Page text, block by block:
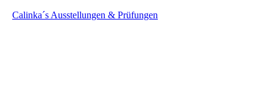
Calinka´s Ausstellungen & Prüfungen